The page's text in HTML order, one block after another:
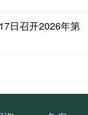
日召开2026年第